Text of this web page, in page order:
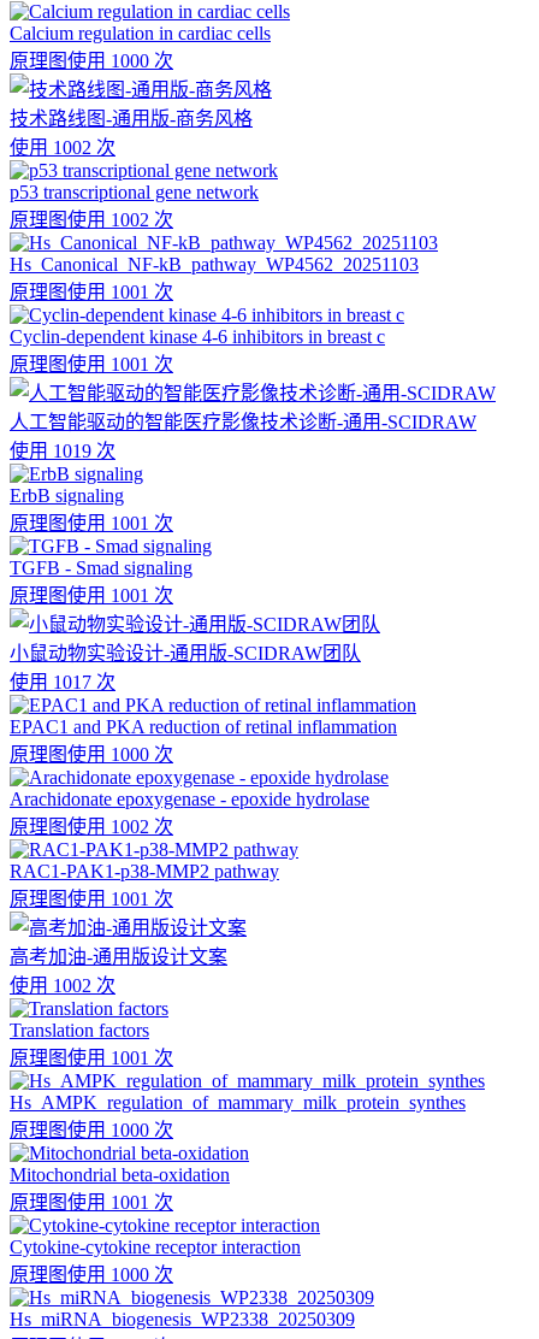
Calcium regulation in cardiac cells
原理图使用 1000 次
技术路线图-通用版-商务风格
使用 1002 次
p53 transcriptional gene network
原理图使用 1002 次
Hs_Canonical_NF-kB_pathway_WP4562_20251103
原理图使用 1001 次
Cyclin-dependent kinase 4-6 inhibitors in breast c
原理图使用 1001 次
人工智能驱动的智能医疗影像技术诊断-通用-SCIDRAW
使用 1019 次
ErbB signaling
原理图使用 1001 次
TGFB - Smad signaling
原理图使用 1001 次
小鼠动物实验设计-通用版-SCIDRAW团队
使用 1017 次
EPAC1 and PKA reduction of retinal inflammation
原理图使用 1000 次
Arachidonate epoxygenase - epoxide hydrolase
原理图使用 1002 次
RAC1-PAK1-p38-MMP2 pathway
原理图使用 1001 次
高考加油-通用版设计文案
使用 1002 次
Translation factors
原理图使用 1001 次
Hs_AMPK_regulation_of_mammary_milk_protein_synthes
原理图使用 1000 次
Mitochondrial beta-oxidation
原理图使用 1001 次
Cytokine-cytokine receptor interaction
原理图使用 1000 次
Hs_miRNA_biogenesis_WP2338_20250309